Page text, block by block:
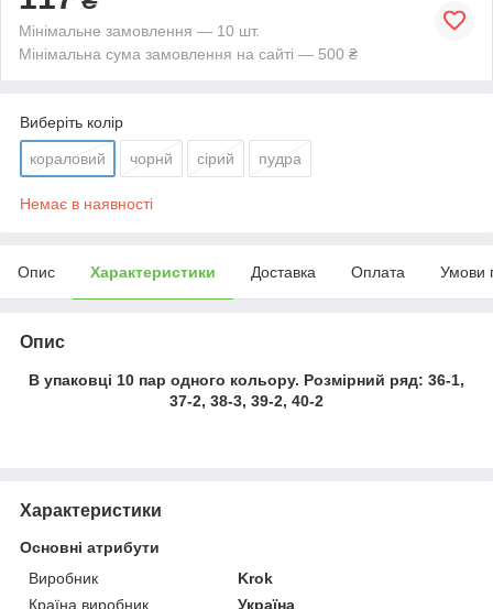
Мінімальне замовлення — 10 шт.
Мінімальна сума замовлення на сайті — 500 ₴
Виберіть колір
кораловий чорнй сірий пудра
Немає в наявності
Опис Характеристики Доставка Оплата Умови
Опис
В упаковці 10 пар одного кольору. Розмірний ряд: 36-1,
37-2, 38-3, 39-2, 40-2
Характеристики
Основні атрибути
Виробник
Krok
Країна виробник
Україна